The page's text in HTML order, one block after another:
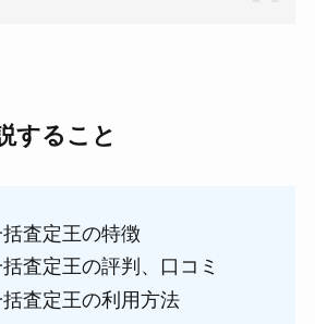
すること
括査定王の特徴
括査定王の評判、口コミ
括査定王の利用方法